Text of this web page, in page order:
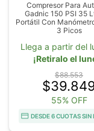
Compresor Para
Gadnic 150 PSI 35
Portátil Con
3 Picos
Llega a partir del
¡Retiralo el
$88.553
55% OFF
DESDE 6 CUOTAS SIN